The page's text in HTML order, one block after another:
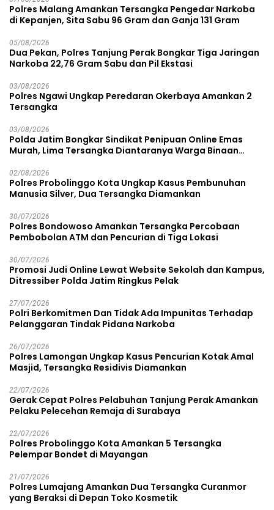
Polres Malang Amankan Tersangka Pengedar Narkoba
di Kepanjen, Sita Sabu 96 Gram dan Ganja 131 Gram
05/08/2026
Dua Pekan, Polres Tanjung Perak Bongkar Tiga Jaringan
Narkoba 22,76 Gram Sabu dan Pil Ekstasi
03/08/2026
Polres Ngawi Ungkap Peredaran Okerbaya Amankan 2
Tersangka
03/08/2026
Polda Jatim Bongkar Sindikat Penipuan Online Emas
Murah, Lima Tersangka Diantaranya Warga Binaan
02/08/2026
Polres Probolinggo Kota Ungkap Kasus Pembunuhan
Manusia Silver, Dua Tersangka Diamankan
30/07/2026
Polres Bondowoso Amankan Tersangka Percobaan
Pembobolan ATM dan Pencurian di Tiga Lokasi
30/07/2026
Promosi Judi Online Lewat Website Sekolah dan Kampus,
Ditressiber Polda Jatim Ringkus Pelak
27/07/2026
Polri Berkomitmen Dan Tidak Ada Impunitas Terhadap
Pelanggaran Tindak Pidana Narkoba
26/07/2026
Polres Lamongan Ungkap Kasus Pencurian Kotak Amal
Masjid, Tersangka Residivis Diamankan
22/07/2026
Gerak Cepat Polres Pelabuhan Tanjung Perak Amankan
Pelaku Pelecehan Remaja di Surabaya
22/07/2026
Polres Probolinggo Kota Amankan 5 Tersangka
Pelempar Bondet di Mayangan
21/07/2026
Polres Lumajang Amankan Dua Tersangka Curanmor
yang Beraksi di Depan Toko Kosmetik